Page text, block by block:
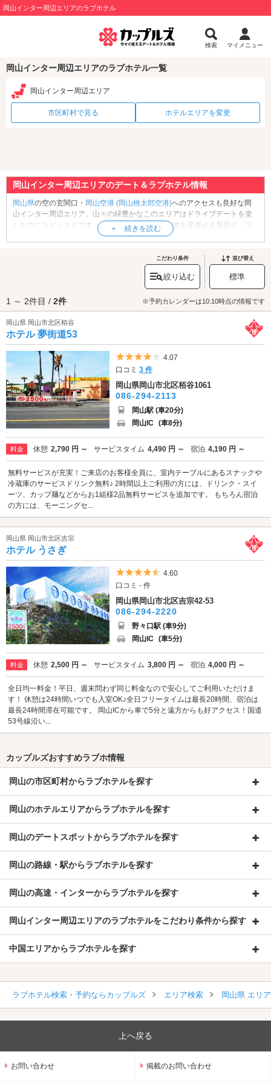
岡山インター周辺エリアのラブホテル
検索 マイメニュー
岡山インター周辺エリアのラブホテル一覧
岡山インター周辺エリア
市区町村で見る ホテルエリアを変更
岡山インター周辺エリアのデート＆ラブホテル情報
岡山県の空の玄関口・ 岡山空港 (岡山桃太郎空港)へのアクセスも良好な岡
山インター周辺エリア。山々の緑豊かなこのエリアはドライブデートを楽
しむのにもピッタリです。まずは、岡山県の市街地を見渡せる展望台「 笠
」へ行ってみましょう。山陽自動車道・笠井山トンネルの
景を楽しめるスポットです。夜景の美しいスポットでもありますが、駐車
場から展望台までのルートがちょっとわかりにくいので明るい時間に訪れ
桃太郎温泉 一湯館
」で温泉に浸か
りませんか？こちらは桃太郎伝説で、桃太郎の入った桃が流れてきた川と
して描かれた「笹ヶ瀬川」の側に建っている温泉施設です。温かいお湯に
浸かって血行が良くなれば冷え性の症状も緩和されますね♪観光・デートを
満喫したら休憩・宿泊にはラブホテルをご利用ください。岡山インター周
辺エリアのラブホテルは「岡山インターチェンジ」の近くに点在していま
す。さっそくデートスポット周辺のホテルをチェックしてみましょう。
こだわり条件
絞り込む
並び替え
標準
1 ～ 2件目 / 2件 ※予約カレンダーは10:10時点の情報です
岡山県 岡山市北区栢谷
ホテル 夢街道53
5つ星のうち4
4.07
口コミ3 件
岡山県岡山市北区栢谷1061
086-294-2113
岡山駅 (車20分)
岡山IC (車8分)
料金 休憩 2,790 円 ～ サービスタイム 4,490 円 ～ 宿泊 4,190 円 ～
無料サービスが充実！ご来店のお客様全員に、室内テーブルにあるスナックや
冷蔵庫のサービスドリンク無料♪ 2時間以上ご利用の方には、ドリンク・スイ
ーツ、カップ麺などからお1組様2品無料サービスを追加です。 もちろん宿泊
の方には、モーニングセ...
岡山県 岡山市北区吉宗
ホテル うさぎ
5つ星のうち4.5
4.60
口コミ - 件
岡山県岡山市北区吉宗42-53
086-294-2220
野々口駅 (車9分)
岡山IC (車5分)
料金 休憩 2,500 円 ～ サービスタイム 3,800 円 ～ 宿泊 4,000 円 ～
全日均一料金！平日、週末問わず同じ料金なので安心してご利用いただけま
す！ 休憩は24時間いつでも入室OK♪全日フリータイムは最長20時間、宿泊は
最長24時間滞在可能です。 岡山ICから車で5分と遠方からも好アクセス！国道
53号線沿い...
カップルズおすすめラブホ情報
岡山の市区町村からラブホテルを探す
岡山のホテルエリアからラブホテルを探す
岡山のデートスポットからラブホテルを探す
岡山の路線・駅からラブホテルを探す
岡山の高速・インターからラブホテルを探す
岡山インター周辺エリアのラブホテルをこだわり条件から探す
中国エリアからラブホテルを探す
ラブホテル検索・予約ならカップルズ エリア検索 岡山県 エリ
上へ戻る
お問い合わせ 掲載のお問い合わせ